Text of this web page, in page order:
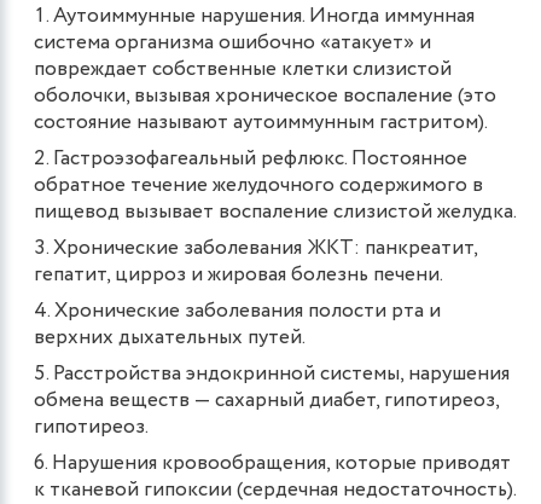
Аутоиммунные нарушения. Иногда иммунная
система организма ошибочно «атакует» и
повреждает собственные клетки слизистой
оболочки, вызывая хроническое воспаление (это
состояние называют аутоиммунным гастритом).
Гастроэзофагеальный рефлюкс. Постоянное
обратное течение желудочного содержимого в
пищевод вызывает воспаление слизистой желудка.
Хронические заболевания ЖКТ: панкреатит,
гепатит, цирроз и жировая болезнь печени.
Хронические заболевания полости рта и
верхних дыхательных путей.
Расстройства эндокринной системы, нарушения
обмена веществ — сахарный диабет, гипотиреоз,
гипотиреоз.
Нарушения кровообращения, которые приводят
к тканевой гипоксии (сердечная недостаточность).